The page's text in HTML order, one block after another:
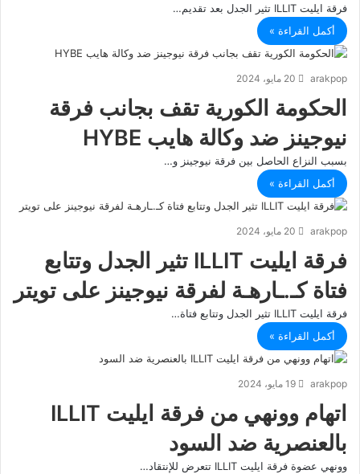
فرقة ايليت ILLIT تثير الجدل بعد تقديم…
أكمل القراءة »
arakpop 20 مايو، 2024
الحكومة الكورية تقف بجانب فرقة
نيوجينز ضد وكالة هايب HYBE
بسبب النزاع الحاصل بين فرقة نيوجينز و…
أكمل القراءة »
arakpop 20 مايو، 2024
فرقة ايليت ILLIT تثير الجدل وتتابع
فتاة كـ.ـارهـة لفرقة نيوجينز على تويتر
فرقة ايليت ILLIT تثير الجدل وتتابع فتاة…
أكمل القراءة »
arakpop 19 مايو، 2024
اتهام وونهي من فرقة ايليت ILLIT
بالعنصرية ضد السود
وونهي عضوة فرقة ايليت ILLIT تتعرض للإنتقاد…